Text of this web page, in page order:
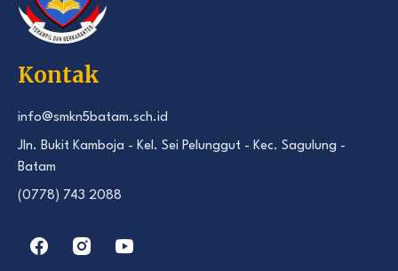
Kontak
info@smkn5batam.sch.id
Jln. Bukit Kamboja - Kel. Sei Pelunggut - Kec. Sagulung -
Batam
(0778) 743 2088